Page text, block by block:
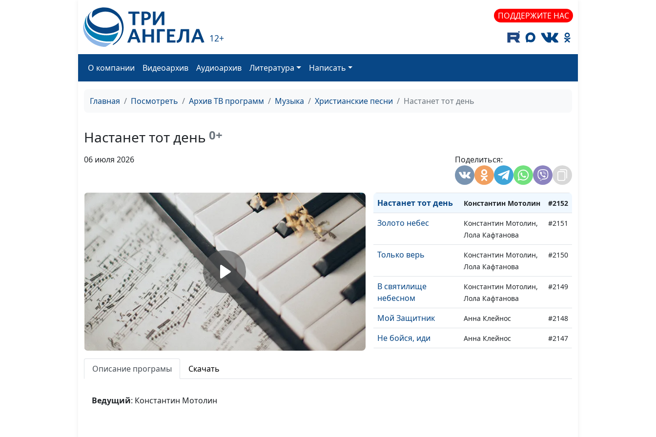
12+
ПОДДЕРЖИТЕ НАС
О компании Видеоархив Аудиоархив Литература Написать
Главная Посмотреть Архив ТВ программ Музыка Христианские песни Настанет тот день
Настанет тот день 0+
06 июля 2026 Поделиться:
Лола и Элиана
Кафтановы
#2153
Настанет тот день Константин Мотолин #2152
Золото небес
Константин Мотолин,
Лола Кафтанова
#2151
Только верь
Константин Мотолин,
Лола Кафтанова
#2150
В святилище
небесном
Константин Мотолин,
Лола Кафтанова
#2149
Мой Защитник Анна Клейнос #2148
Не бойся, иди Анна Клейнос #2147
Я весь Твой,
Анна Клейнос #2145
Описание програмы Скачать
Ведущий: Константин Мотолин